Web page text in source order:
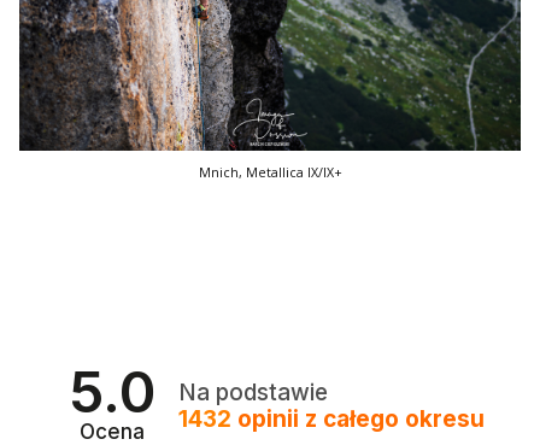
Mnich, Metallica IX/IX+
5.0
Ocena
Na podstawie
1432 opinii z całego okresu